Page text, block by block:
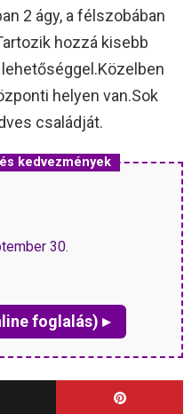
2 ágy, a félszobában
hozzá kisebb
helyen van.Sok
családját.
kedvezmények
30.
foglalás) ▸